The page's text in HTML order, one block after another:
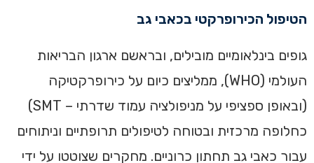
הטיפול הכירופרקטי בכאבי גב
גופים בינלאומיים מובילים, ובראשם ארגון הבריאות
העולמי (WHO), ממליצים כיום על כירופרקטיקה
(ובאופן ספציפי על מניפולציה עמוד שדרתי – SMT)
כחלופה מרכזית ובטוחה לטיפולים תרופתיים וניתוחים
עבור כאבי גב תחתון כרוניים. מחקרים שצוטטו על ידי